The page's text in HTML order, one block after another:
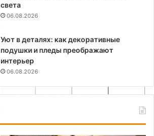
света
06.08.2026
Уют в деталях: как декоративные
подушки и пледы преображают
интерьер
06.08.2026